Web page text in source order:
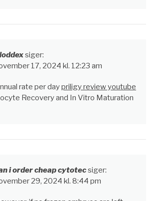
siger:
17, 2024 kl. 12:23 am
rate per daypriligy review youtube
Recovery and In Vitro Maturation
i order cheap cytotecsiger:
29, 2024 kl. 8:44 pm